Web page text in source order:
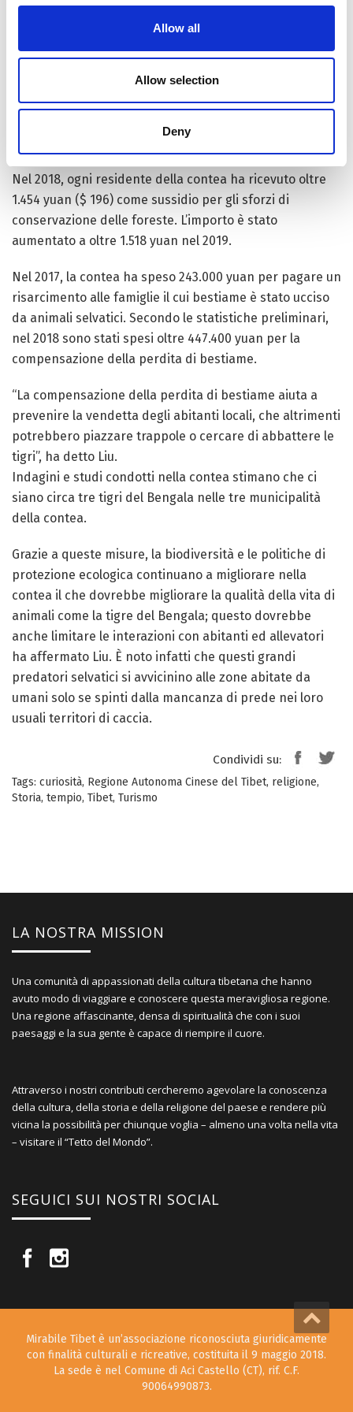
Allow all
Allow selection
Deny
Liu dichiara: “Sia i protettori forestali ecologici del
responsabilità della protezione della fauna selvatica”.
I protettori forestali ecologici del benessere pubblico
mentre i pattugliatori forestali rurali si alternano nelle
aree di pattugliamento di loro competenza.
Nel 2018, ogni residente della contea ha ricevuto oltre
1.454 yuan ($ 196) come sussidio per gli sforzi di
conservazione delle foreste. L’importo è stato
aumentato a oltre 1.518 yuan nel 2019.
Nel 2017, la contea ha speso 243.000 yuan per pagare un
risarcimento alle famiglie il cui bestiame è stato ucciso
da animali selvatici. Secondo le statistiche preliminari,
nel 2018 sono stati spesi oltre 447.400 yuan per la
compensazione della perdita di bestiame.
“La compensazione della perdita di bestiame aiuta a
prevenire la vendetta degli abitanti locali, che altrimenti
potrebbero piazzare trappole o cercare di abbattere le
tigri”, ha detto Liu.
Indagini e studi condotti nella contea stimano che ci
siano circa tre tigri del Bengala nelle tre municipalità
della contea.
Grazie a queste misure, la biodiversità e le politiche di
protezione ecologica continuano a migliorare nella
contea il che dovrebbe migliorare la qualità della vita di
animali come la tigre del Bengala; questo dovrebbe
anche limitare le interazioni con abitanti ed allevatori
ha affermato Liu. È noto infatti che questi grandi
predatori selvatici si avvicinino alle zone abitate da
umani solo se spinti dalla mancanza di prede nei loro
usuali territori di caccia.
Condividi su:
Tags: curiosità, Regione Autonoma Cinese del Tibet, religione,
Storia, tempio, Tibet, Turismo
LA NOSTRA MISSION
Una comunità di appassionati della cultura tibetana che hanno
avuto modo di viaggiare e conoscere questa meravigliosa regione.
Una regione affascinante, densa di spiritualità che con i suoi
paesaggi e la sua gente è capace di riempire il cuore.
Attraverso i nostri contributi cercheremo agevolare la conoscenza
della cultura, della storia e della religione del paese e rendere più
vicina la possibilità per chiunque voglia – almeno una volta nella vita
– visitare il “Tetto del Mondo”.
SEGUICI SUI NOSTRI SOCIAL
Mirabile Tibet è un’associazione riconosciuta giuridicamente
con finalità culturali e ricreative, costituita il 9 maggio 2018.
La sede è nel Comune di Aci Castello (CT), rif. C.F.
90064990873.